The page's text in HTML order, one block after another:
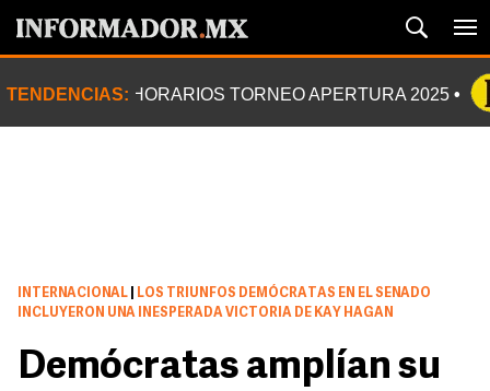
TENDENCIAS: HORARIOS TORNEO APERTURA 2025
INTERNACIONAL
LOS TRIUNFOS DEMÓCRATAS EN EL SENADO
INCLUYERON UNA INESPERADA VICTORIA DE KAY HAGAN
Demócratas amplían su